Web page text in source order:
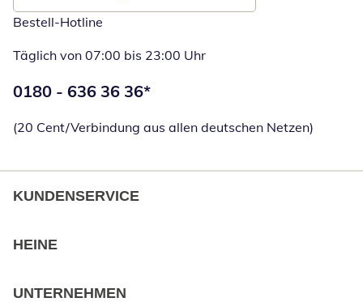
Bestell-Hotline
Täglich von 07:00 bis 23:00 Uhr
Telefonnummer:
0180 - 636 36 36*
(20 Cent/Verbindung aus allen deutschen Netzen)
KUNDENSERVICE
HEINE
UNTERNEHMEN